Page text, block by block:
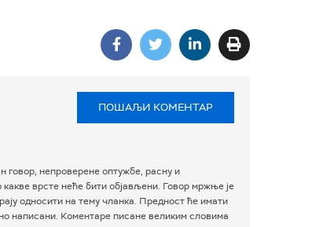
ПОШАЉИ КОМЕНТАР
говор, непроверене оптужбе, расну и
врсте неће бити објављени. Говор мржње је
односити на тему чланка. Предност ће имати
написани. Коментаре писане великим словима